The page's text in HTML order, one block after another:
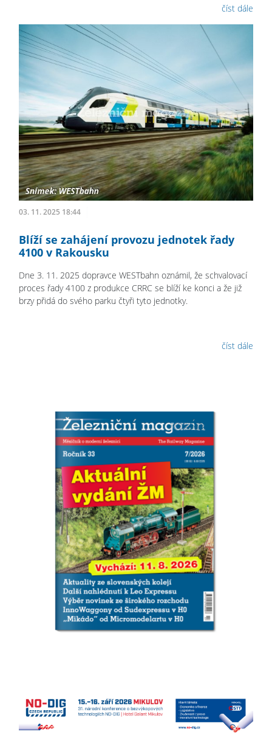
číst dále
03. 11. 2025 18:44
Blíží se zahájení provozu jednotek řady
4100 v Rakousku
Dne 3. 11. 2025 dopravce WESTbahn oznámil, že schvalovací
proces řady 4100 z produkce CRRC se blíží ke konci a že již
brzy přidá do svého parku čtyři tyto jednotky.
číst dále